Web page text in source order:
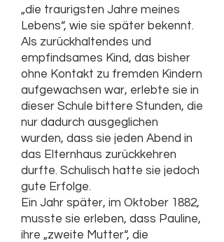
„die traurigsten Jahre meines
Lebens“, wie sie später bekennt.
Als zurückhaltendes und
empfindsames Kind, das bisher
ohne Kontakt zu fremden Kindern
aufgewachsen war, erlebte sie in
dieser Schule bittere Stunden, die
nur dadurch ausgeglichen
wurden, dass sie jeden Abend in
das Elternhaus zurückkehren
durfte. Schulisch hatte sie jedoch
gute Erfolge.
Ein Jahr später, im Oktober 1882,
musste sie erleben, dass Pauline,
ihre „zweite Mutter“, die